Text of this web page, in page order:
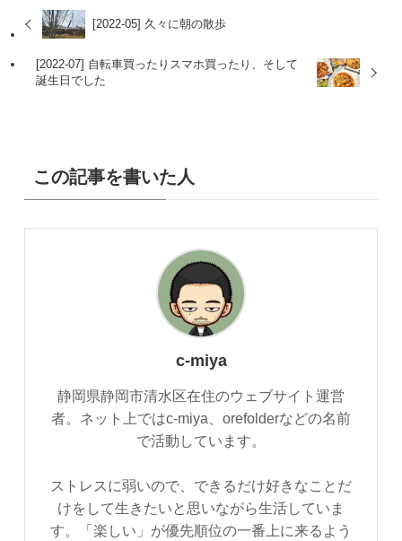
[2022-05] 久々に朝の散歩
[2022-07] 自転車買ったりスマホ買ったり、そして
誕生日でした
この記事を書いた人
c-miya
静岡県静岡市清水区在住のウェブサイト運営
者。ネット上ではc-miya、orefolderなどの名前
で活動しています。
ストレスに弱いので、できるだけ好きなことだ
けをして生きたいと思いながら生活していま
す。「楽しい」が優先順位の一番上に来るよう